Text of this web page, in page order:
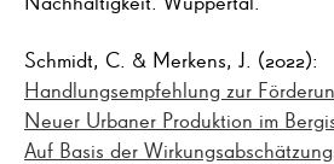
Schmidt, C. & Merkens, J. (2022):
Handlungsempfehlung zur
Neuer Urbaner Produktion im
Auf Basis der